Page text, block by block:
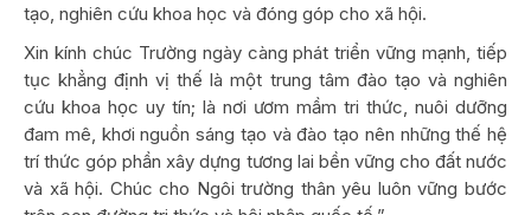
tạo, nghiên cứu khoa học và đóng góp cho xã hội.
Xin kính chúc Trường ngày càng phát triển vững mạnh, tiếp
tục khẳng định vị thế là một trung tâm đào tạo và nghiên
cứu khoa học uy tín; là nơi ươm mầm tri thức, nuôi dưỡng
đam mê, khơi nguồn sáng tạo và đào tạo nên những thế hệ
trí thức góp phần xây dựng tương lai bền vững cho đất nước
và xã hội. Chúc cho Ngôi trường thân yêu luôn vững bước